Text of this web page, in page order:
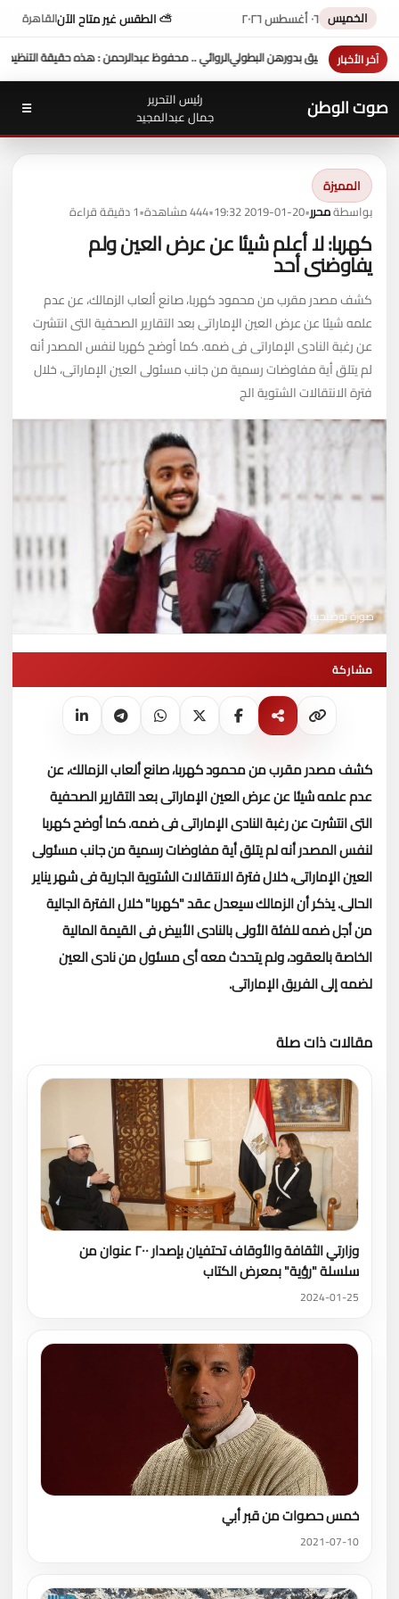
الخميس ٠٦ أغسطس ٢٠٢٦ ⛅ الطقس غير متاح الآنالقاهرة
آخر الأخبار
سفارة زيمبابوي تدرس.. محفوظ عبدالرحمن : هذه حقيقة التنظيمات السرية أيام مبارك
صوت الوطن
رئيس التحرير
جمال عبدالمجيد
☰
المميزة
بواسطةمحرر•
2019-01-20 19:32
•444 مشاهدة •1 دقيقة قراءة
كهربا: لا أعلم شيئا عن عرض العين ولم
يفاوضنى أحد
كشف مصدر مقرب من محمود كهربا، صانع ألعاب الزمالك، عن عدم
علمه شيئا عن عرض العين الإماراتى بعد التقارير الصحفية التى انتشرت
عن رغبة النادى الإماراتى فى ضمه. كما أوضح كهربا لنفس المصدر أنه
لم يتلق أية مفاوضات رسمية من جانب مسئولى العين الإماراتى، خلال
فترة الانتقالات الشتوية الج
صورة توضيحية
مشاركة
كشف مصدر مقرب من محمود كهربا، صانع ألعاب الزمالك، عن
عدم علمه شيئا عن عرض العين الإماراتى بعد التقارير الصحفية
التى انتشرت عن رغبة النادى الإماراتى فى ضمه.كما أوضح كهربا
لنفس المصدر أنه لم يتلق أية مفاوضات رسمية من جانب مسئولى
العين الإماراتى، خلال فترة الانتقالات الشتوية الجارية فى شهر يناير
الحالى.يذكر أن الزمالك سيعدل عقد "كهربا" خلال الفترة الجالية
من أجل ضمه للفئة الأولى بالنادى الأبيض فى القيمة المالية
الخاصة بالعقود، ولم يتحدث معه أى مسئول من نادى العين
لضمه إلى الفريق الإماراتى.
مقالات ذات صلة
وزارتي الثقافة والأوقاف تحتفيان بإصدار ٢٠٠ عنوان من
سلسلة "رؤية" بمعرض الكتاب
2024-01-25
خمس حصوات من قبر أبي
2021-07-10